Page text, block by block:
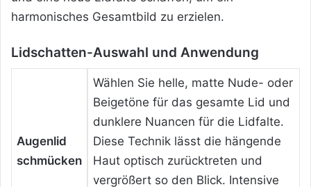
harmonisches Gesamtbild zu erzielen.
Lidschatten-Auswahl und Anwendung
Augenlid
schmücken
Wählen Sie helle, matte Nude- oder
Beigetöne für das gesamte Lid und
dunklere Nuancen für die Lidfalte.
Diese Technik lässt die hängende
Haut optisch zurücktreten und
vergrößert so den Blick. Intensive